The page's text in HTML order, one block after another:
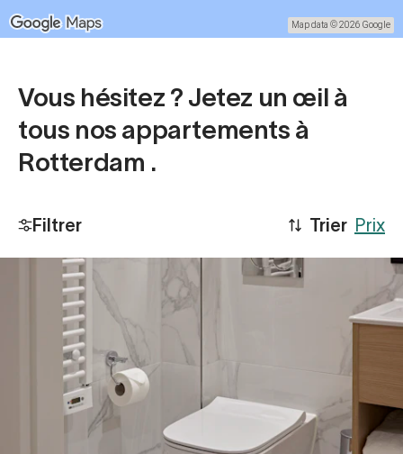
Map data © 2026 Google
Vous hésitez ? Jetez un œil à
tous nos appartements à
Rotterdam .
Filtrer Trier Prix